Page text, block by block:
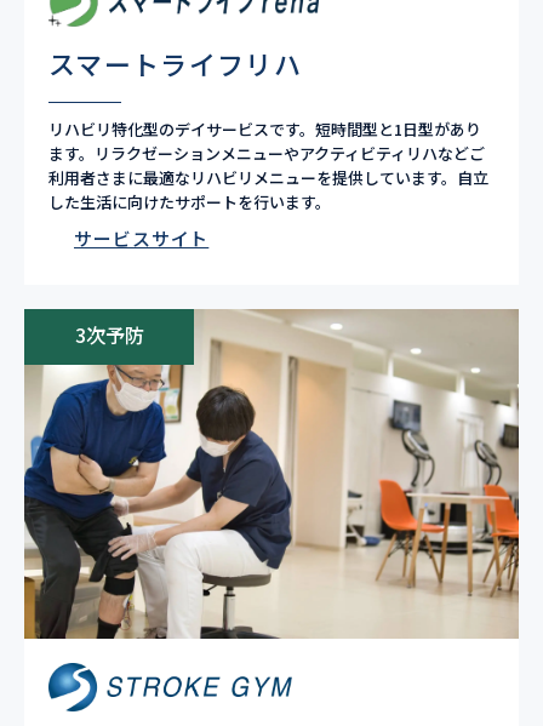
スマートライフリハ
リハビリ特化型のデイサービスです。短時間型と1日型があり
ます。リラクゼーションメニューやアクティビティリハなどご
利用者さまに最適なリハビリメニューを提供しています。自立
した生活に向けたサポートを行います。
サービスサイト
3次予防